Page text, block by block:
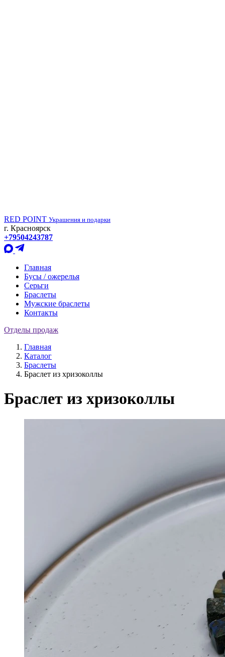
RED POINT Украшения и подарки
г. Красноярск
+79504243787
Главная
Бусы / ожерелья
Серьги
Браслеты
Мужские браслеты
Контакты
Отделы продаж
Главная
Каталог
Браслеты
Браслет из хризоколлы
Браслет из хризоколлы